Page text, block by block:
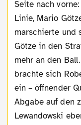
Seite nach
Linie, Mario
marschierte und
Götze in den
mehr an den
brachte sich
ein – öffnender
Abgabe auf den
Lewandowski